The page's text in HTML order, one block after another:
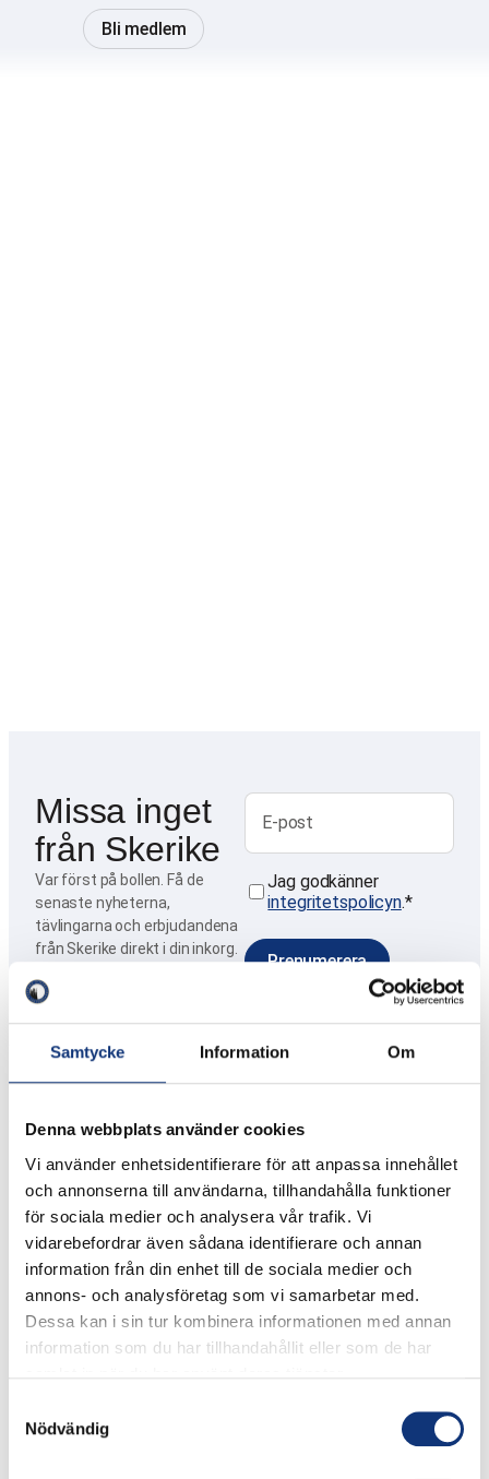
Samtycke Information Om
Denna webbplats använder cookies
Vi använder enhetsidentifierare för att anpassa innehållet
och annonserna till användarna, tillhandahålla funktioner
för sociala medier och analysera vår trafik. Vi
vidarebefordrar även sådana identifierare och annan
information från din enhet till de sociala medier och
annons- och analysföretag som vi samarbetar med.
Dessa kan i sin tur kombinera informationen med annan
information som du har tillhandahållit eller som de har
Nödvändig
Bli medlem
Missa inget
från Skerike
Var först på bollen. Få de
senaste nyheterna,
tävlingarna och erbjudandena
från Skerike direkt i din inkorg.
E-post
Samtycke*
Jag godkänner
integritetspolicyn.*
Prenumerera
Klubben
Pro & shop
Företag & partners
Följ oss
Inställningar för Cookies